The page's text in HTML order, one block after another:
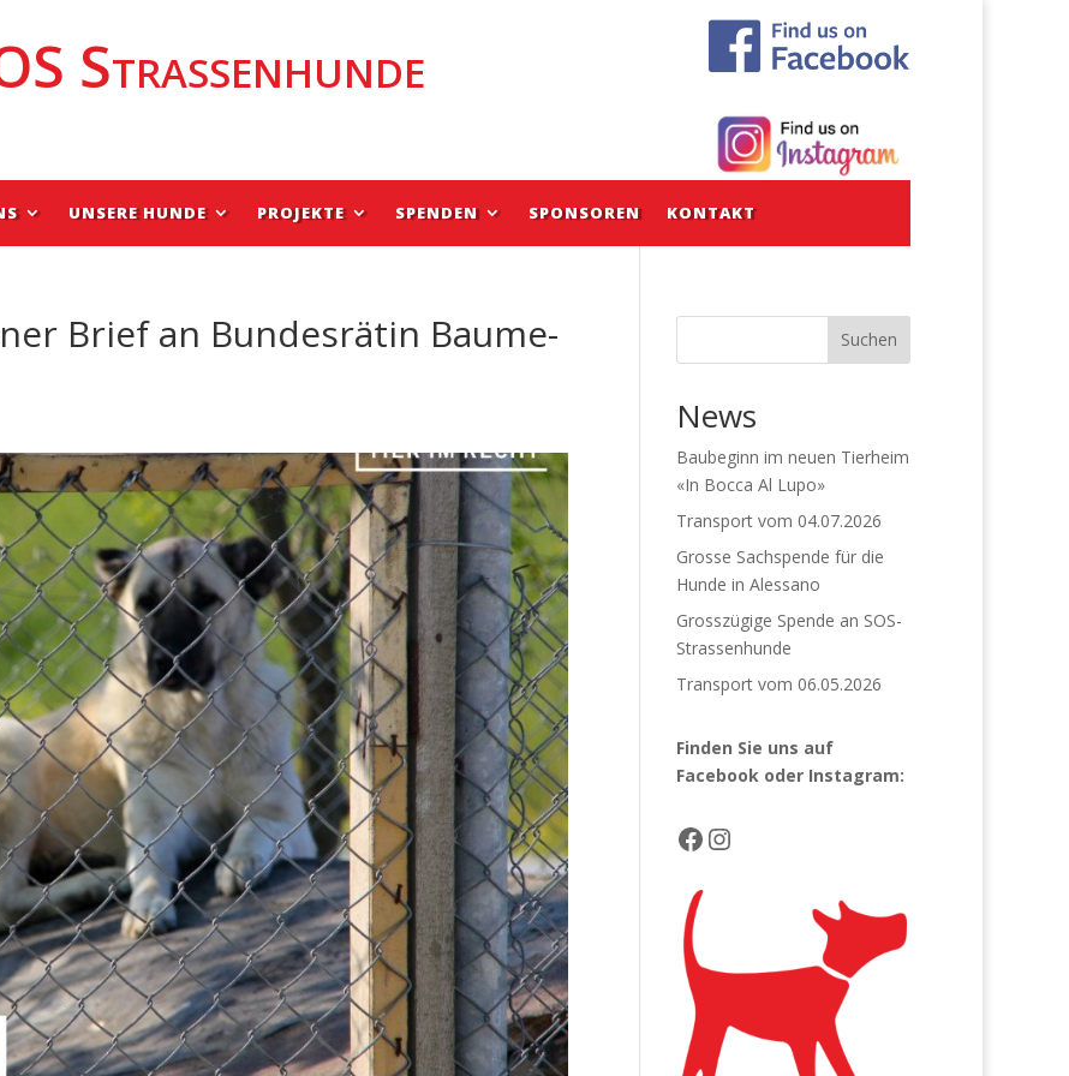
Strassenhunde
UNSERE HUNDE PROJEKTE SPENDEN SPONSOREN KONTAKT
Brief an Bundesrätin Baume- Suchen
News
Baubeginn im neuen Tierheim
«In Bocca Al Lupo»
Transport vom 04.07.2026
Grosse Sachspende für die
Hunde in Alessano
Grosszügige Spende an SOS-
Strassenhunde
Transport vom 06.05.2026
Finden Sie uns auf
Facebook oder Instagram:
Facebook
Instagram